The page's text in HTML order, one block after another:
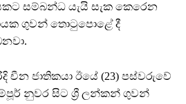
සම්බන්ධ යැයි සැක කෙරෙන
ගුවන් තොටුපොළේ දී
චීන ජාතිකයා ඊයේ (23) පස්වරුවේ
නුවර සිට ශ්‍රී ලන්කන් ගුවන්